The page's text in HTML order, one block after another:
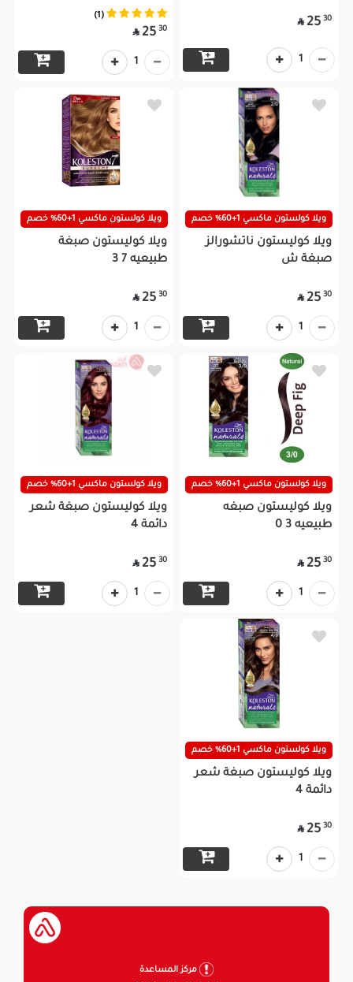
30
25

1
(1)
30
25

1
ويلا كولستون ماكسي 1+60% خصم
ويلا كوليستون ناتشورالز
صبغة ش
30
25

1
ويلا كولستون ماكسي 1+60% خصم
ويلا كوليستون صبغة
طبيعيه 7 3
30
25

1
ويلا كولستون ماكسي 1+60% خصم
ويلا كوليستون صبغه
طبيعيه 3 0
30
25

1
ويلا كولستون ماكسي 1+60% خصم
ويلا كوليستون صبغة شعر
دائمة 4
30
25

1
ويلا كولستون ماكسي 1+60% خصم
ويلا كوليستون صبغة شعر
دائمة 4
30
25

1
مركز المساعدة